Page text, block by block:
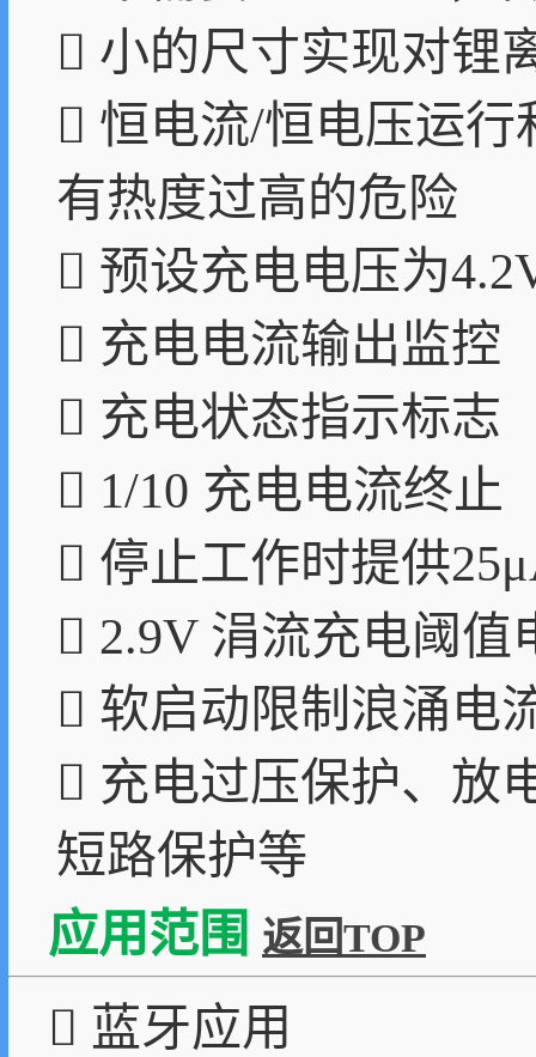
 小的尺寸实现对锂
 恒电流/恒电压运
有热度过高的危险
 预设充电电压为
 充电电流输出监控
 充电状态指示标志
 1/10 充电电流终止
 停止工作时提供
 2.9V 涓流充电阈值
 软启动限制浪涌电
 充电过压保护、放
短路保护等
应用范围 返回TOP
 蓝牙应用